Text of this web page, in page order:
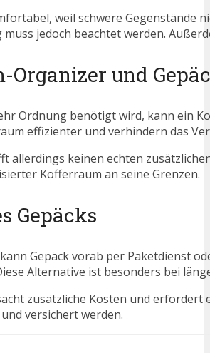
weil schwere Gegenstände
jedoch beachtet werden.
Organizer und
Ordnung benötigt wird, kann ein
effizienter und verhindern das
allerdings keinen echten
Kofferraum an seine Grenzen.
Gepäcks
Gepäck vorab per Paketdienst
Alternative ist besonders bei
zusätzliche Kosten und
versichert werden.